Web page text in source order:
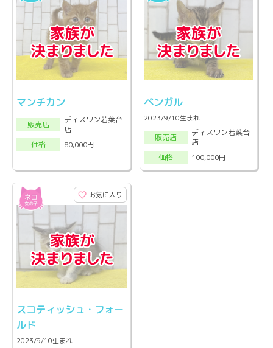
マンチカン
販売店
ディスワン若葉台
店
価格
80,000円
ベンガル
2023/9/10生まれ
販売店
ディスワン若葉台
店
価格
100,000円
お気に入り
スコティッシュ・フォー
ルド
2023/9/10生まれ